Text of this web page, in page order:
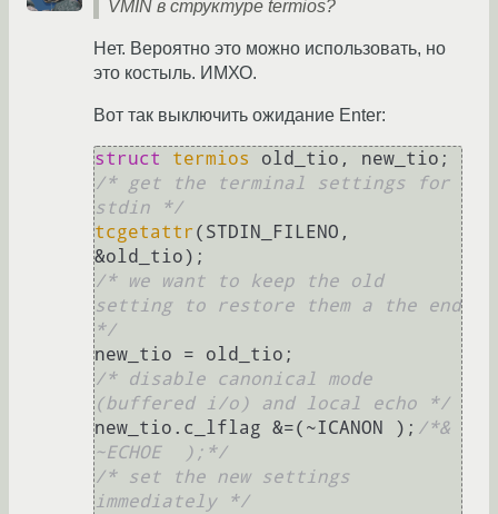
VMIN в структуре termios?
Нет. Вероятно это можно использовать, но
это костыль. ИМХО.
Вот так выключить ожидание Enter:
struct termios
/* get the terminal settings for
stdin */
tcgetattr(STDIN_FILENO,
/* we want to keep the old
setting to restore them a the end
*/
/* disable canonical mode
(buffered i/o) and local echo */
new_tio.c_lflag &=(~ICANON ); /*&
~ECHOE  );*/
/* set the new settings
immediately */